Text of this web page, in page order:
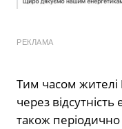
РЕКЛАМА
Тим часом жителі
через
також